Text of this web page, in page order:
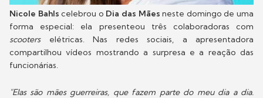
Nicole Bahls celebrou o Dia das Mães neste domingo de uma
forma especial: ela presenteou três colaboradoras com
scooters elétricas. Nas redes sociais, a apresentadora
compartilhou vídeos mostrando a surpresa e a reação das
funcionárias.
"Elas são mães guerreiras, que fazem parte do meu dia a dia.